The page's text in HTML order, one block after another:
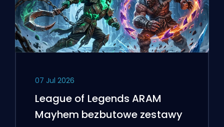
07 Jul 2026
League of Legends ARAM
Mayhem bezbutowe zestawy